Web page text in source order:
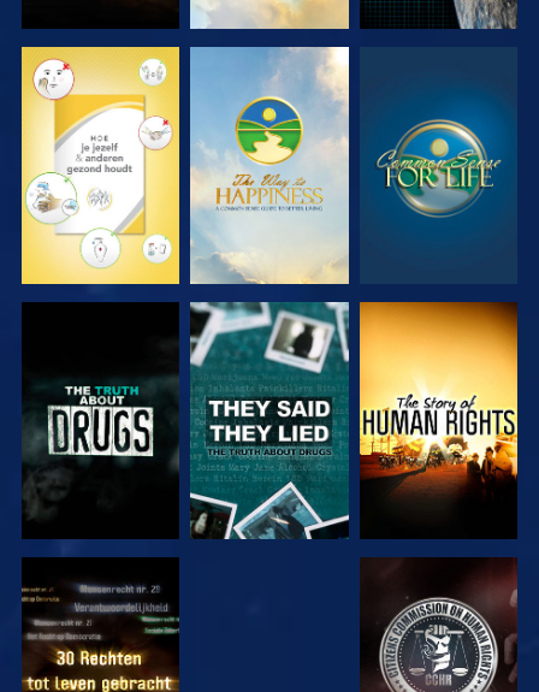
KIJK KIJK KIJK
KIJK KIJK
KIJK KIJK